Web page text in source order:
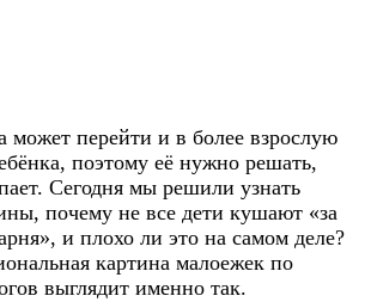
может перейти и в более взрослую
поэтому её нужно решать,
Сегодня мы решили узнать
почему не все дети кушают «за
и плохо ли это на самом деле?
картина малоежек по
выглядит именно так.